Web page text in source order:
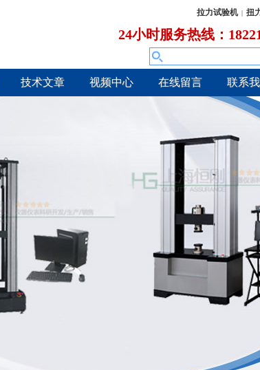
拉力试验机 | 扭
24小时服务热线：
技术文章 视频中心 在线留言 联系